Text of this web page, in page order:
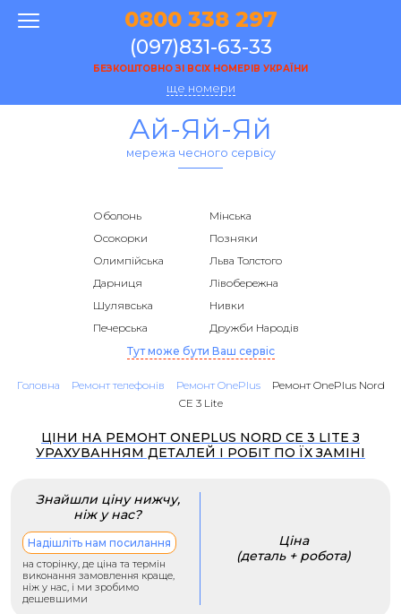
0800 338 297
(097)831-63-33
БЕЗКОШТОВНО ЗІ ВСІХ НОМЕРІВ УКРАЇНИ
ще номери
Ай-Яй-Яй
мережа чесного сервісу
Оболонь
Мінська
Осокорки
Позняки
Олимпійська
Льва Толстого
Дарниця
Лівобережна
Шулявська
Нивки
Печерська
Дружби Народів
Тут може бути Ваш сервіс
Головна Ремонт телефонів Ремонт OnePlus
Ремонт OnePlus Nord
CE 3 Lite
ЦІНИ НА РЕМОНТ ONEPLUS NORD CE 3 LITE З
УРАХУВАННЯМ ДЕТАЛЕЙ І РОБІТ ПО ЇХ ЗАМІНІ
Знайшли ціну нижчу,
ніж у нас?
Надішліть нам посилання
на сторінку, де ціна та термін
виконання замовлення краще,
ніж у нас, і ми зробимо
дешевшими
Ціна
(деталь + робота)